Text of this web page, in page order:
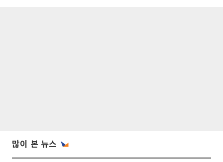
많이 본 뉴스